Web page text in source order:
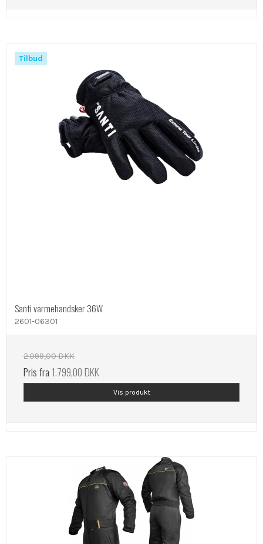
Tilbud
Santi varmehandsker 36W
2601-06301
2.099,00 DKK
Pris fra1.799,00 DKK
Vis produkt